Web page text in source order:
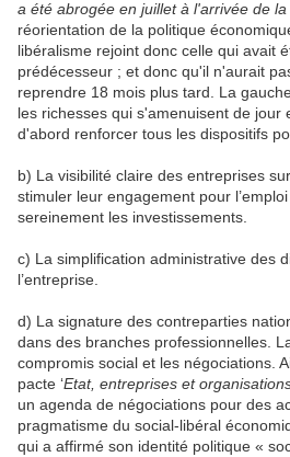
a été abrogée en juillet à l'arrivée de
réorientation de la politique
libéralisme rejoint donc celle qui avait
prédécesseur ; et donc qu'il n'aurait
reprendre 18 mois plus tard. La
les richesses qui s'amenuisent de jour
d'abord renforcer tous les dispositifs
b) La visibilité claire des entreprises
stimuler leur engagement pour
sereinement les investissements.
c) La simplification administrative des
l’entreprise.
d) La signature des contreparties
dans des branches professionnelles.
compromis social et les négociations.
pacte ‘Etat, entreprises et
un agenda de négociations pour des
pragmatisme du social-libéral
qui a affirmé son identité politique «